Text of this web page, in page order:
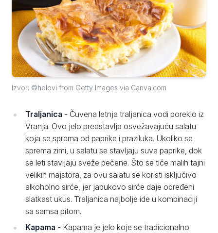
Izvor: ©helovi from Getty Images via Canva.com
Traljanica - Čuvena letnja traljanica vodi poreklo iz
Vranja. Ovo jelo predstavlja osvežavajuću salatu
koja se sprema od paprike i praziluka. Ukoliko se
sprema zimi, u salatu se stavljaju suve paprike, dok
se leti stavljaju sveže pečene. Što se tiče malih tajni
velikih majstora, za ovu salatu se koristi isključivo
alkoholno sirće, jer jabukovo sirće daje određeni
slatkast ukus. Traljanica najbolje ide u kombinaciji
sa samsa pitom.
Kapama - Kapama je jelo koje se tradicionalno